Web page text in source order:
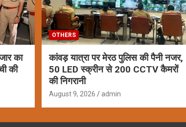
का
की
OTHERS
कांवड़ यात्रा पर मेरठ पुलिस की पैनी नजर,
50 LED स्क्रीन से 200 CCTV कैमरों
की निगरानी
August 9, 2026 admin